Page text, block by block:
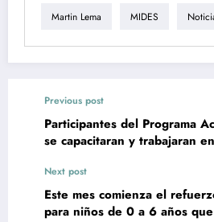
Martin Lema MIDES
Previous post
Participantes del Programa
se capacitaran y trabajaran
Next post
Este mes comienza el
para niños de 0 a 6 años